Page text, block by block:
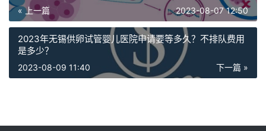
« 上一篇 2023-08-07 12:50
2023年无锡供卵试管婴儿医院申请要等多久？不排队费用
是多少？
下一篇 »
2023-08-09 11:40